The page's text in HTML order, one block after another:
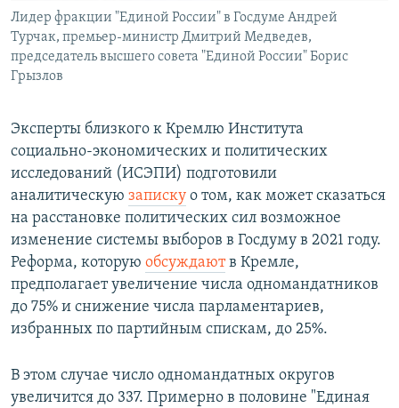
Все сайты РСЕ/РС
Лидер фракции "Единой России" в Госдуме Андрей
Турчак, премьер-министр Дмитрий Медведев,
председатель высшего совета "Единой России" Борис
Грызлов
Эксперты близкого к Кремлю Института
социально-экономических и политических
исследований (ИСЭПИ) подготовили
аналитическую записку о том, как может сказаться
на расстановке политических сил возможное
изменение системы выборов в Госдуму в 2021 году.
Реформа, которую обсуждаютв Кремле,
предполагает увеличение числа одномандатников
до 75% и снижение числа парламентариев,
избранных по партийным спискам, до 25%.
В этом случае число одномандатных округов
увеличится до 337. Примерно в половине "Единая